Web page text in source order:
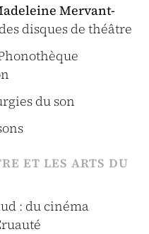
Mervant-
disques de théâtre
du son
ET LES ARTS DU
: du cinéma